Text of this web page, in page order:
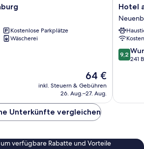
Kostenlose Parkplätze
Wäscherei
Der
Preis
beträgt
64 €
inkl. Steuern & Gebühren
26. Aug.–27. Aug.
Hotel
am
am
Rhein
Hotel
9.2
von
9,2
241
Unterkünfte vergleichen
verfügbare Rabatte und Vorteile